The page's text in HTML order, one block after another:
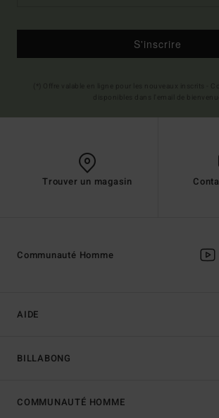
S'inscrire
Trouver un magasin
AIDE
BILLABONG
Communauté Homme
COMMUNAUTÉ HOMME